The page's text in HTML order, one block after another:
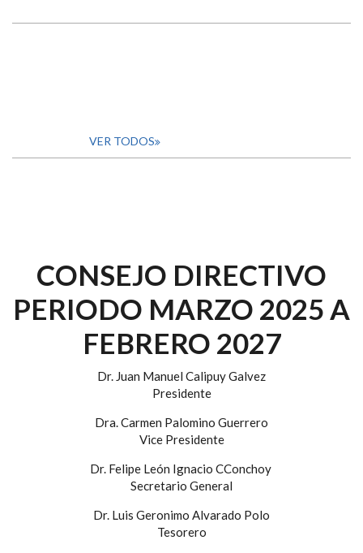
VER TODOS
CONSEJO DIRECTIVO
PERIODO MARZO 2025 A
FEBRERO 2027
Dr. Juan Manuel Calipuy Galvez
Presidente
Dra. Carmen Palomino Guerrero
Vice Presidente
Dr. Felipe León Ignacio CConchoy
Secretario General
Dr. Luis Geronimo Alvarado Polo
Tesorero